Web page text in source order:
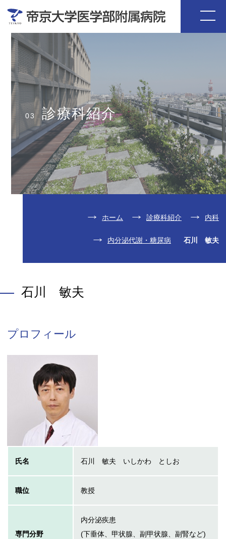
03 診療科紹介
ホーム 診療科紹介 内科
内分泌代謝・糖尿病 石川 敏夫
石川 敏夫
プロフィール
氏名 石川 敏夫 いしかわ としお
職位 教授
専門分野
内分泌疾患
(下垂体、甲状腺、副甲状腺、副腎など)